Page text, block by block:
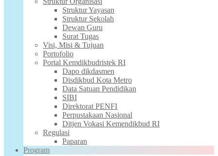
Struktur Yayasan
Struktur Sekolah
Dewan Guru
Surat Tugas
Visi, Misi & Tujuan
Portofolio
Portal Kemdikbudristek RI
Dapo dikdasmen
Disdikbud Kota Metro
Data Satuan Pendidikan
SIBI
Direktorat PENFI
Perpustakaan Nasional
Ditjen Vokasi Kemendikbud RI
Regulasi
Paparan
Program